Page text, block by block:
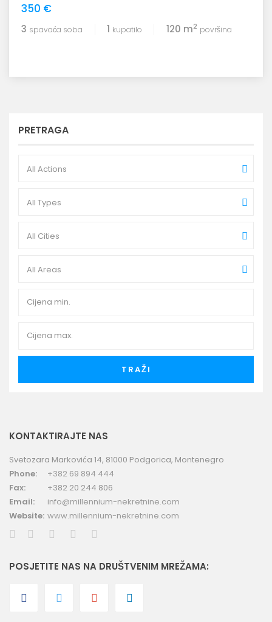
350 €
3 spavaća soba 1 kupatilo 120 m2 površina
PRETRAGA
All Actions
All Types
All Cities
All Areas
TRAŽI
KONTAKTIRAJTE NAS
Svetozara Markovića 14, 81000 Podgorica, Montenegro
Phone:
+382 69 894 444
Fax:
+382 20 244 806
Email:
info@millennium-nekretnine.com
Website: www.millennium-nekretnine.com
POSJETITE NAS NA DRUŠTVENIM MREŽAMA: